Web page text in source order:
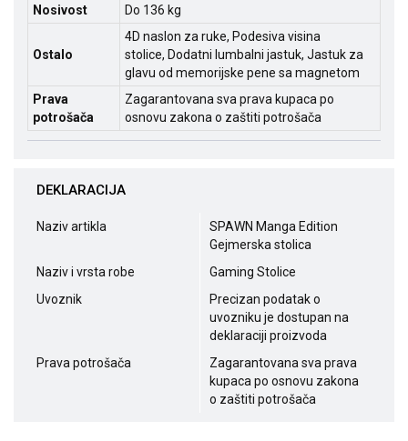
Nosivost
Do 136 kg
Ostalo
4D naslon za ruke, Podesiva visina
stolice, Dodatni lumbalni jastuk, Jastuk za
glavu od memorijske pene sa magnetom
Prava
potrošača
Zagarantovana sva prava kupaca po
osnovu zakona o zaštiti potrošača
DEKLARACIJA
Naziv artikla
SPAWN Manga Edition
Gejmerska stolica
Naziv i vrsta robe
Gaming Stolice
Uvoznik
Precizan podatak o
uvozniku je dostupan na
deklaraciji proizvoda
Prava potrošača
Zagarantovana sva prava
kupaca po osnovu zakona
o zaštiti potrošača